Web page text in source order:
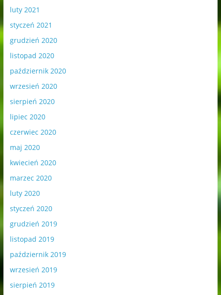
luty 2021
styczeń 2021
grudzień 2020
listopad 2020
październik 2020
wrzesień 2020
sierpień 2020
lipiec 2020
czerwiec 2020
maj 2020
kwiecień 2020
marzec 2020
luty 2020
styczeń 2020
grudzień 2019
listopad 2019
październik 2019
wrzesień 2019
sierpień 2019